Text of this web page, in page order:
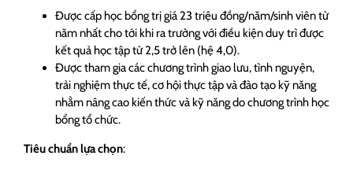
Được cấp học bổng trị giá 23 triệu đồng/năm/sinh viên từ
năm nhất cho tới khi ra trường với điều kiện duy trì được
kết quả học tập từ 2,5 trở lên (hệ 4,0).
Được tham gia các chương trình giao lưu, tình nguyện,
trải nghiệm thực tế, cơ hội thực tập và đào tạo kỹ năng
nhằm nâng cao kiến thức và kỹ năng do chương trình học
bổng tổ chức.
Tiêu chuẩn lựa chọn: